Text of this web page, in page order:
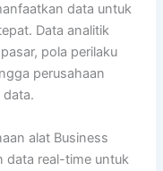
data untuk
Data analitik
pola perilaku
perusahaan
alat Business
data real-time untuk